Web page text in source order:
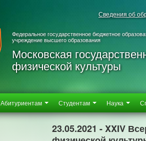
Сведения об
Федеральное государственное бюджетное
учреждение высшего образования
Московская
физической культуры
Абитуриентам Студентам Наука
23.05.2021 - XXIV